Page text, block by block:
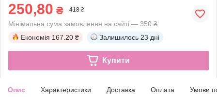
250,80 ₴ 418 ₴
Мінімальна сума замовлення на сайті — 350 ₴
Економія 167.20 ₴ Залишилось 23 дні
Купити
Опис Характеристики Доставка Оплата Умови